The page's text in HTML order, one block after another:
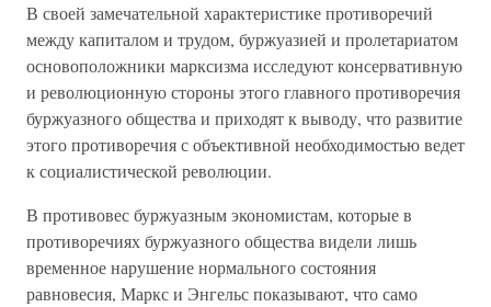
В своей замечательной характеристике противоречий
между капиталом и трудом, буржуазией и пролетариатом
основоположники марксизма исследуют консервативную
и революционную стороны этого главного противоречия
буржуазного общества и приходят к выводу, что развитие
этого противоречия с объективной необходимостью ведет
к социалистической революции.
В противовес буржуазным экономистам, которые в
противоречиях буржуазного общества видели лишь
временное нарушение нормального состояния
равновесия, Маркс и Энгельс показывают, что само